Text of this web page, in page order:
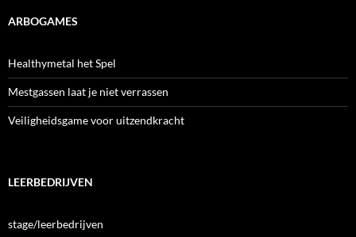
ARBOGAMES
Healthymetal het Spel
Mestgassen laat je niet verrassen
Veiligheidsgame voor uitzendkracht
LEERBEDRIJVEN
stage/leerbedrijven